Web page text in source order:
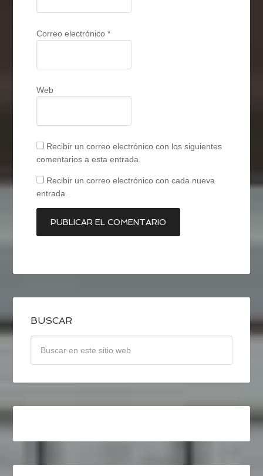
Correo electrónico*
Web
Recibir un correo electrónico con los siguientes
comentarios a esta entrada.
Recibir un correo electrónico con cada nueva
entrada.
BUSCAR